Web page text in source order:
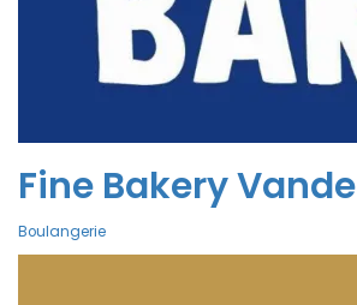
Fine Bakery
Boulangerie